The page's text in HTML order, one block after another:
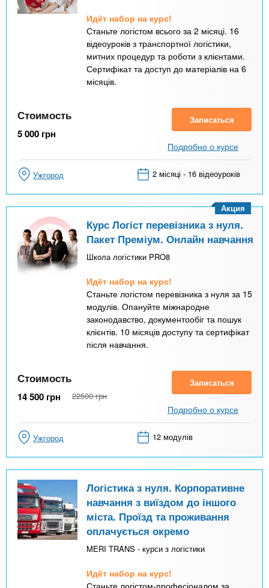
Идёт набор на курс!
Станьте логістом всього за 2 місяці. 16
відеоуроків з транспортної логістики,
митних процедур та роботи з клієнтами.
Сертифікат та доступ до матеріалів на 6
місяців.
Стоимость
5 000 грн
Записаться
Подробно о курсе
Ужгород 2 місяці - 16 відеоуроків
Курс Логіст перевізника з нуля.
Пакет Преміум. Онлайн навчання
Школа логістики PRO8
Идёт набор на курс!
Станьте логістом перевізника з нуля за 15
модулів. Опануйте міжнародне
законодавство, документообіг та пошук
клієнтів. 10 місяців доступу та сертифікат
після навчання.
Акция
Стоимость
14 500 грн 22500 грн
Записаться
Подробно о курсе
Ужгород 12 модулів
Логістика з нуля. Корпоративне
навчання з виїздом до іншого
міста. Проїзд та проживання
оплачується окремо
MERI TRANS - курси з логістики
Идёт набор на курс!
Станьте логістом-професіоналом за